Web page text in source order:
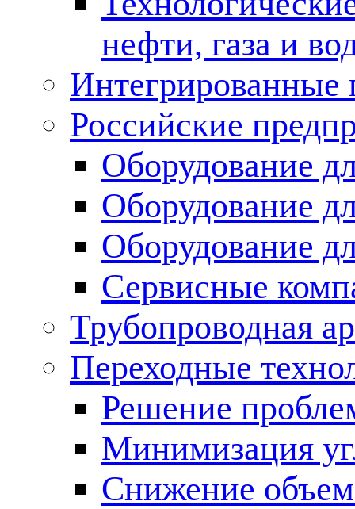
нефти, газа и
Российские
Оборудование
Оборудование
Оборудование
Сервисные
Трубопроводная
Переходные
Решение
Минимизация
Снижение